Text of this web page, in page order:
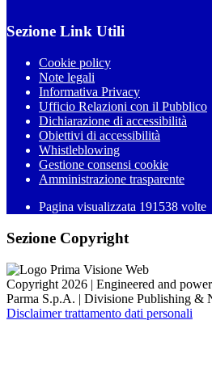
Sezione Link Utili
Cookie policy
Note legali
Informativa Privacy
Ufficio Relazioni con il Pubblico
Dichiarazione di accessibilità
Obiettivi di accessibilità
Whistleblowing
Gestione consensi cookie
Amministrazione trasparente
Pagina visualizzata 191538 volte
Sezione Copyright
Copyright 2026 | Engineered and
Parma S.p.A. | Divisione Publishing &
Disclaimer trattamento dati personali